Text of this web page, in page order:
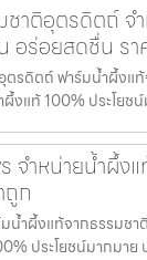
ชาติอุตรดิตถ์ จ
อร่อยสดชื่น รา
รดิตถ์ ฟาร์มน้ำผึ้งแ
งแท้ 100% ประโยช
จำหน่ายน้ำผึ้ง
ก
น้ำผึ้งแท้จากธรรมชา
ประโยชน์มากมาย